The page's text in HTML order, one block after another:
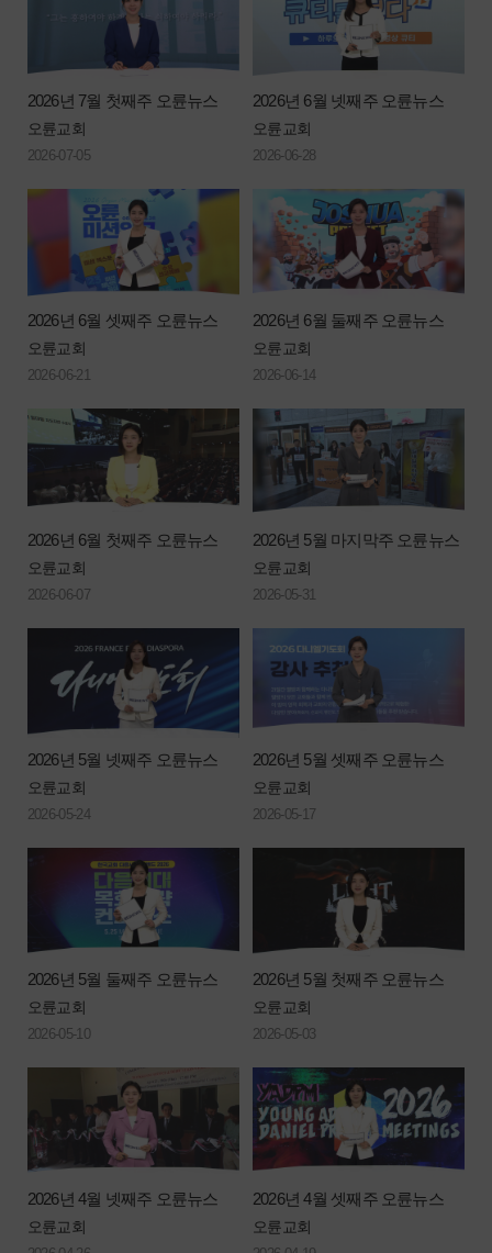
2026년 7월 첫째주 오륜뉴스
오륜교회
2026-07-05
2026년 6월 넷째주 오륜뉴스
오륜교회
2026-06-28
2026년 6월 셋째주 오륜뉴스
오륜교회
2026-06-21
2026년 6월 둘째주 오륜뉴스
오륜교회
2026-06-14
2026년 6월 첫째주 오륜뉴스
오륜교회
2026-06-07
2026년 5월 마지막주 오륜뉴스
오륜교회
2026-05-31
2026년 5월 넷째주 오륜뉴스
오륜교회
2026-05-24
2026년 5월 셋째주 오륜뉴스
오륜교회
2026-05-17
2026년 5월 둘째주 오륜뉴스
오륜교회
2026-05-10
2026년 5월 첫째주 오륜뉴스
오륜교회
2026-05-03
2026년 4월 넷째주 오륜뉴스
오륜교회
2026년 4월 셋째주 오륜뉴스
오륜교회